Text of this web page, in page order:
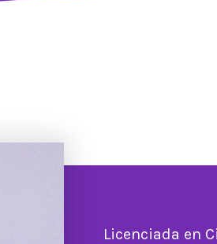
Licenciada en